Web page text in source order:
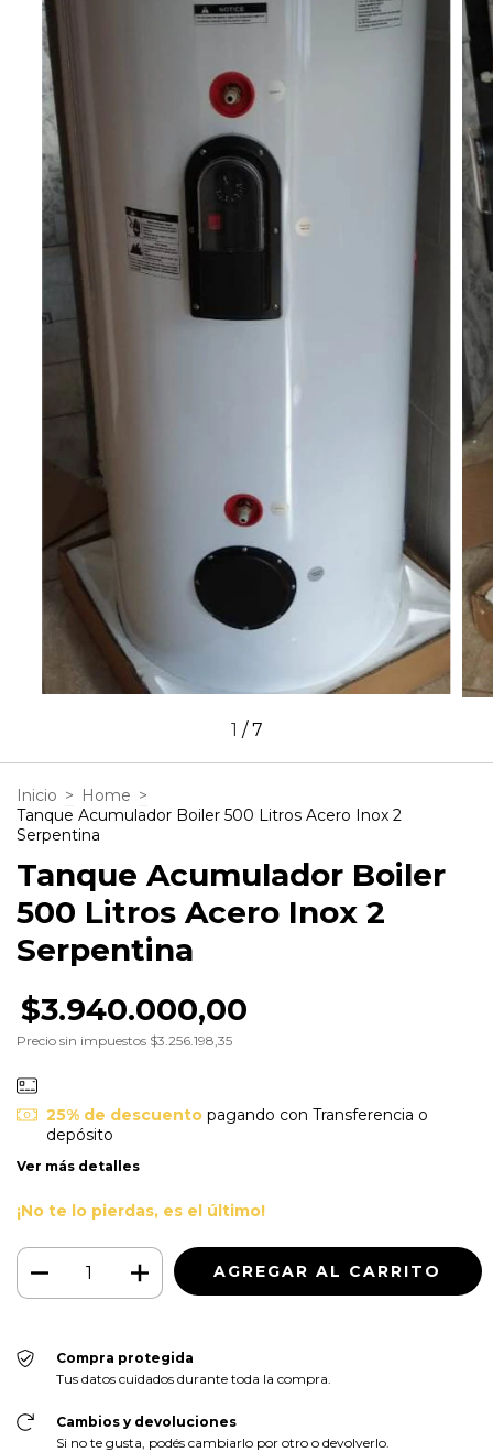
1 /7
Inicio > Home >
Tanque Acumulador Boiler 500 Litros Acero Inox 2
Serpentina
Tanque Acumulador Boiler
500 Litros Acero Inox 2
Serpentina
$3.940.000,00
Precio sin impuestos $3.256.198,35
25% de descuentopagando con Transferencia o
depósito
Ver más detalles
¡No te lo pierdas, es el último!
Compra protegida
Tus datos cuidados durante toda la compra.
Cambios y devoluciones
Si no te gusta, podés cambiarlo por otro o devolverlo.